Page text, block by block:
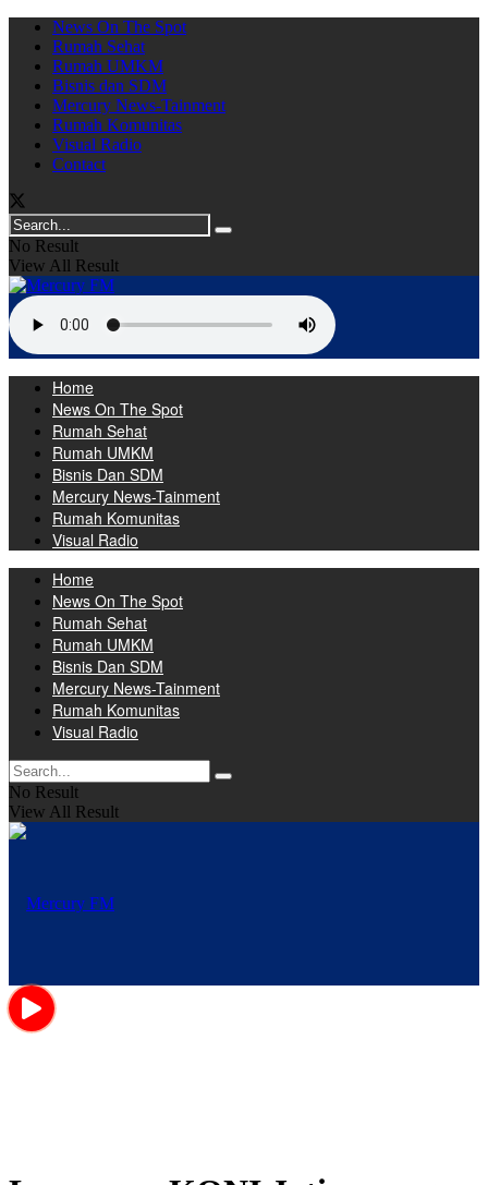
News On The Spot
Rumah Sehat
Rumah UMKM
Bisnis dan SDM
Mercury News-Tainment
Rumah Komunitas
Visual Radio
Contact
No Result
View All Result
Home
News On The Spot
Rumah Sehat
Rumah UMKM
Bisnis Dan SDM
Mercury News-Tainment
Rumah Komunitas
Visual Radio
Home
News On The Spot
Rumah Sehat
Rumah UMKM
Bisnis Dan SDM
Mercury News-Tainment
Rumah Komunitas
Visual Radio
No Result
View All Result